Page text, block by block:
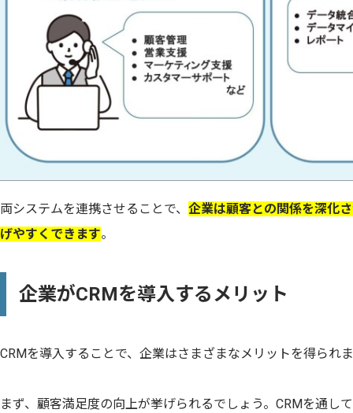
両システムを連携させることで、 企業は顧客との関係を深化
げやすくできます。
企業がCRMを導入するメリット
CRMを導入することで、企業はさまざまなメリットを得られ
まず、顧客満足度の向上が挙げられるでしょう。CRMを通し